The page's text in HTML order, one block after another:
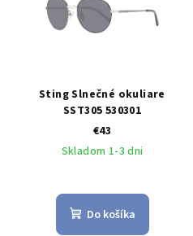
Sting Slnečné okuliare
SST305 530301
€43
Skladom 1-3 dni
Do košíka